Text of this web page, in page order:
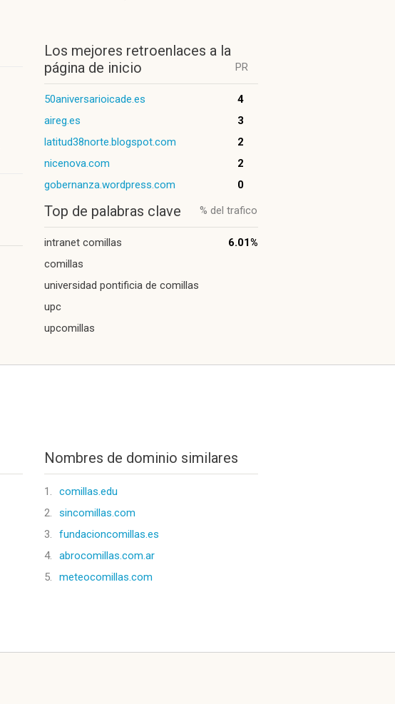
Los mejores retroenlaces a la
página de inicio
PR
50aniversarioicade.es
4
aireg.es
3
latitud38norte.blogspot.com
2
nicenova.com
2
gobernanza.wordpress.com
0
Top de palabras clave % del trafico
intranet comillas
6.01%
comillas
universidad pontificia de comillas
upc
upcomillas
Nombres de dominio similares
1.
comillas.edu
2.
sincomillas.com
3.
fundacioncomillas.es
4.
abrocomillas.com.ar
5.
meteocomillas.com